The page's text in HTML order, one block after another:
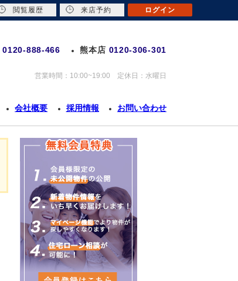
0120-888-466 熊本店 0120-306-301
営業時間：10:00~19:00 定休日：水曜日
会社概要 採用情報 お問い合わせ
閲覧履歴 来店予約 ログイン